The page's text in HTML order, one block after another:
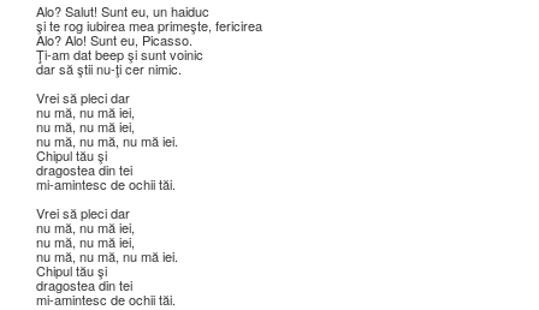
Alo? Salut! Sunt eu, un haiduc
şi te rog iubirea mea primeşte, fericirea
Alo? Alo! Sunt eu, Picasso.
Ţi-am dat beep şi sunt voinic
dar să ştii nu-ţi cer nimic.
Vrei să pleci dar
nu mă, nu mă iei,
nu mă, nu mă iei,
nu mă, nu mă, nu mă iei.
Chipul tău şi
dragostea din tei
mi-amintesc de ochii tăi.
Vrei să pleci dar
nu mă, nu mă iei,
nu mă, nu mă iei,
nu mă, nu mă, nu mă iei.
Chipul tău şi
dragostea din tei
mi-amintesc de ochii tăi.